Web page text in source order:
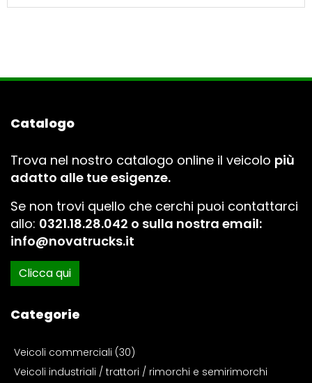
Catalogo
Trova nel nostro catalogo online il veicolo più
adatto alle tue esigenze.
Se non trovi quello che cerchi puoi contattarci
allo: 0321.18.28.042 o sulla nostra email:
info@novatrucks.it
Clicca qui
Categorie
Veicoli commerciali (30)
Veicoli industriali / trattori / rimorchi e semirimorchi